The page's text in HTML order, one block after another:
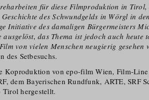
für diese Filmproduktion in
des Schwundgelds in Wörgl in
Initiative des damaligen Bürgermeisters
das Thema ist jedoch auch heute
von vielen Menschen neugierig gesehen
des Setbesuchs.
Koproduktion von epo-film Wien, Film-
dem Bayerischen Rundfunk, ARTE, SRF
hergestellt.